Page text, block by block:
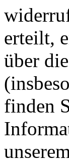
erteilt,
über
finden